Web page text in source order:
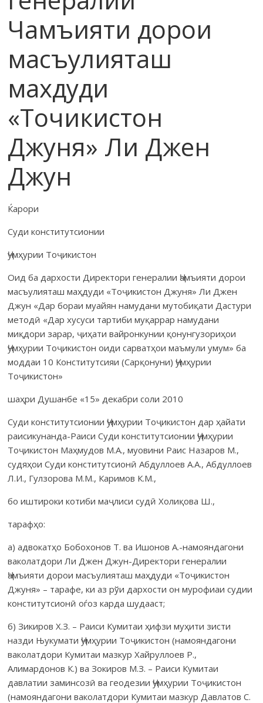
Чамъияти дорои
масъулияташ
махдуди
«Точикистон
Джуня» Ли Джен
Джун
Ќарори
Суди конститутсионии
Ҷумҳурии Тоҷикистон
Оид ба дархости Директори генералии Ҷамъияти дорои
масъу­лияташ маҳдуди «Тоҷикистон Джуня» Ли Джен
Джун «Дар бораи муайян намудани мутобиқати Дастури
методӣ «Дар хусуси тартиби муқаррар намудани
миқдори зарар, ҷиҳати вайронкунии қонунгузориҳои
Ҷумҳурии Тоҷикистон оиди сарватҳои маъмули умум» ба
моддаи 10 Конститутсияи (Сарқонуни) Ҷумҳурии
Тоҷикистон»
шаҳри Душанбе «15» декабри соли 2010
Суди конститутсионии Ҷумҳурии Тоҷикистон дар ҳайати
раиси­кунанда-Раиси Суди конститутсионии Ҷумҳурии
Тоҷикистон Маҳмудов М.А., муовини Раис Назаров М.,
судяҳои Суди консти­тутсионӣ Абдуллоев А.А., Абдуллоев
Л.И., Гулзорова М.М., Каримов К.М.,
бо иштироки котиби маҷлиси судӣ Холиқова Ш.,
тарафҳо:
а) адвокатҳо Бобохонов Т. ва Ишонов А.-намояндагони
ваколатдори Ли Джен Джун-Директори генералии
Ҷамъияти дорои масъулияташ маҳдуди «Тоҷикистон
Джуня» – тарафе, ки аз рўи дархости он мурофиаи судии
конститутсионӣ оѓоз карда шудааст;
б) Зикиров Х.З. – Раиси Кумитаи ҳифзи муҳити зисти
назди Њукумати Ҷумҳурии Тоҷикистон (намояндагони
ваколатдори Кумитаи мазкур Хайруллоев Р.,
Алимардонов К.) ва Зокиров М.З. – Раиси Кумитаи
давлатии заминсозӣ ва геодезии Ҷумҳурии Тоҷикистон
(намояндагони ваколатдори Кумитаи мазкур Давлатов С.